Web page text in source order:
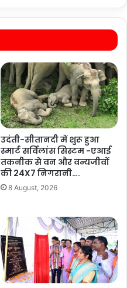
उदंती-सीतानदी में शुरू हुआ
स्मार्ट सर्विलांस सिस्टम -एआई
तकनीक से वन और वन्यजीवों
की 24X7 निगरानी….
8 August, 2026